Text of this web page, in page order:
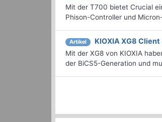
Mit der T700 bietet Crucial
Phison-Controller und
Artikel KIOXIA XG8 Client
Mit der XG8 von KIOXIA
der BiCS5-Generation und